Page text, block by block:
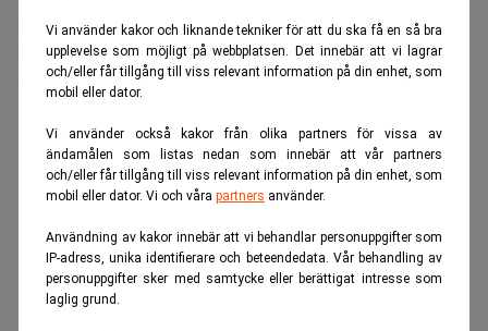
Vi använder kakor och liknande tekniker för att du ska få en så bra
upplevelse som möjligt på webbplatsen. Det innebär att vi lagrar
och/eller får tillgång till viss relevant information på din enhet, som
mobil eller dator.
Vi använder också kakor från olika partners för vissa av
ändamålen som listas nedan som innebär att vår partners
och/eller får tillgång till viss relevant information på din enhet, som
mobil eller dator. Vi och våra partners använder.
Användning av kakor innebär att vi behandlar personuppgifter som
IP-adress, unika identifierare och beteendedata. Vår behandling av
personuppgifter sker med samtycke eller berättigat intresse som
laglig grund.
sällan i en bransch där toppjurister kan tjäna många
miljoner om året.
“Det är en gyllene bur.”
ANNONS